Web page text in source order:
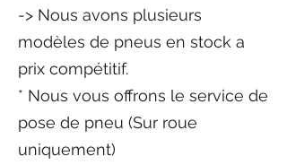
-> Nous avons plusieurs
modèles de pneus en stock a
prix compétitif.
* Nous vous offrons le service de
pose de pneu (Sur roue
uniquement)